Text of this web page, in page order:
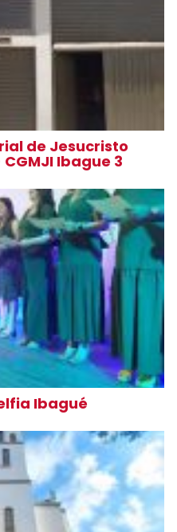
de Jesucristo
Ibague 3
Ibagué